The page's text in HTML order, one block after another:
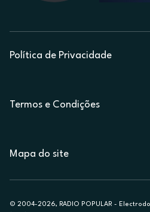
Política de Privacidade
Termos e Condições
Mapa do site
© 2004-2026, RADIO POPULAR -